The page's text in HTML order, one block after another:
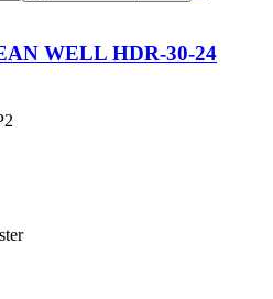
WELL HDR-30-24